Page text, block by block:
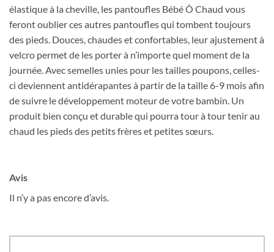
élastique à la cheville, les pantoufles Bébé Ô Chaud vous
feront oublier ces autres pantoufles qui tombent toujours
des pieds. Douces, chaudes et confortables, leur ajustement à
velcro permet de les porter à n’importe quel moment de la
journée. Avec semelles unies pour les tailles poupons, celles-
ci deviennent antidérapantes à partir de la taille 6-9 mois afin
de suivre le développement moteur de votre bambin. Un
produit bien conçu et durable qui pourra tour à tour tenir au
chaud les pieds des petits frères et petites sœurs.
Avis
Il n’y a pas encore d’avis.